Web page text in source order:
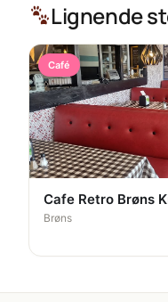
Lignende
Café
Cafe Retro Brøns
Brøns